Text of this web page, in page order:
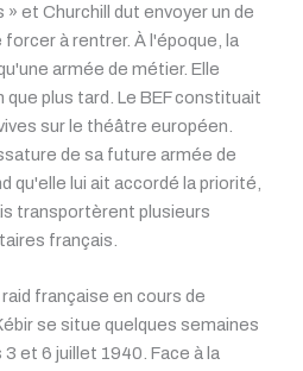
et Churchill dut envoyer un de
à rentrer. À l'époque, la
armée de métier. Elle
plus tard. Le BEF constituait
sur le théâtre européen.
de sa future armée de
qu'elle lui ait accordé la priorité,
transportèrent plusieurs
français.
française en cours de
se situe quelques semaines
et 6 juillet 1940. Face à la